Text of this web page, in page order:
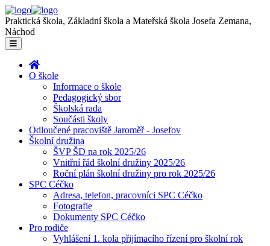
Praktická škola, Základní škola a Mateřská škola Josefa Zemana,
Náchod
O škole
Informace o škole
Pedagogický sbor
Školská rada
Součásti školy
Odloučené pracoviště Jaroměř - Josefov
Školní družina
ŠVP ŠD na rok 2025/26
Vnitřní řád školní družiny 2025/26
Roční plán školní družiny pro rok 2025/26
SPC Céčko
Adresa, telefon, pracovníci SPC Céčko
Fotografie
Dokumenty SPC Céčko
Pro rodiče
Vyhlášení 1. kola přijímacího řízení pro školní rok